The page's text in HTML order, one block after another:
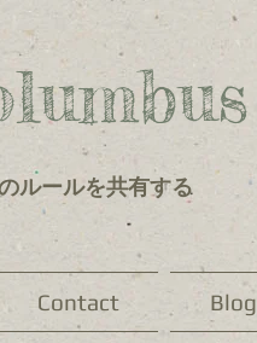
ルールを共有する
Contact Blog